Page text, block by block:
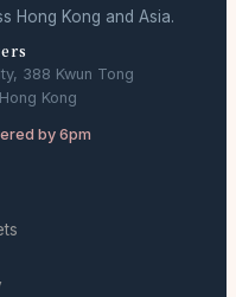
Hong Kong and Asia.
388 Kwun Tong
Kong
by 6pm